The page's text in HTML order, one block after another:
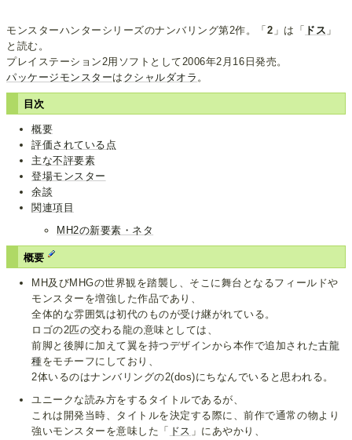
モンスターハンターシリーズのナンバリング第2作。「2 」は「 ドス 」
と読む。
プレイステーション2用ソフトとして2006年2月16日発売。
パッケージモンスターは クシャルダオラ 。
目次
概要
評価されている点
主な不評要素
登場モンスター
余談
関連項目
MH2の新要素・ネタ
概要
MH及びMHGの世界観を踏襲し、そこに舞台となるフィールドや
モンスターを増強した作品であり、
全体的な雰囲気は初代のものが受け継がれている。
ロゴの2匹の交わる龍の意味としては、
前脚と後脚に加えて翼を持つデザインから本作で追加された古龍
種をモチーフにしており、
2体いるのはナンバリングの2(dos)にちなんでいると思われる。
ユニークな読み方をするタイトルであるが、
これは開発当時、タイトルを決定する際に、前作で通常の物より
強いモンスターを意味した「 ドス 」にあやかり、